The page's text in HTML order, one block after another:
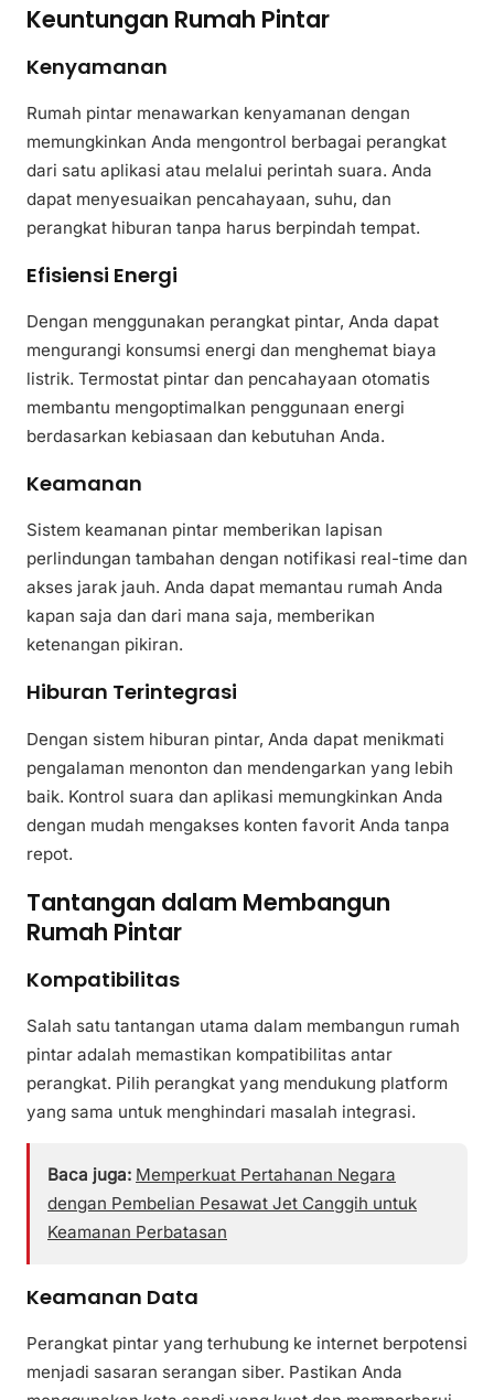
Keuntungan Rumah Pintar
Kenyamanan
Rumah pintar menawarkan kenyamanan dengan
memungkinkan Anda mengontrol berbagai perangkat
dari satu aplikasi atau melalui perintah suara. Anda
dapat menyesuaikan pencahayaan, suhu, dan
perangkat hiburan tanpa harus berpindah tempat.
Efisiensi Energi
Dengan menggunakan perangkat pintar, Anda dapat
mengurangi konsumsi energi dan menghemat biaya
listrik. Termostat pintar dan pencahayaan otomatis
membantu mengoptimalkan penggunaan energi
berdasarkan kebiasaan dan kebutuhan Anda.
Keamanan
Sistem keamanan pintar memberikan lapisan
perlindungan tambahan dengan notifikasi real-time dan
akses jarak jauh. Anda dapat memantau rumah Anda
kapan saja dan dari mana saja, memberikan
ketenangan pikiran.
Hiburan Terintegrasi
Dengan sistem hiburan pintar, Anda dapat menikmati
pengalaman menonton dan mendengarkan yang lebih
baik. Kontrol suara dan aplikasi memungkinkan Anda
dengan mudah mengakses konten favorit Anda tanpa
repot.
Tantangan dalam Membangun
Rumah Pintar
Kompatibilitas
Salah satu tantangan utama dalam membangun rumah
pintar adalah memastikan kompatibilitas antar
perangkat. Pilih perangkat yang mendukung platform
yang sama untuk menghindari masalah integrasi.
Baca juga: Memperkuat Pertahanan Negara
dengan Pembelian Pesawat Jet Canggih untuk
Keamanan Perbatasan
Keamanan Data
Perangkat pintar yang terhubung ke internet berpotensi
menjadi sasaran serangan siber. Pastikan Anda